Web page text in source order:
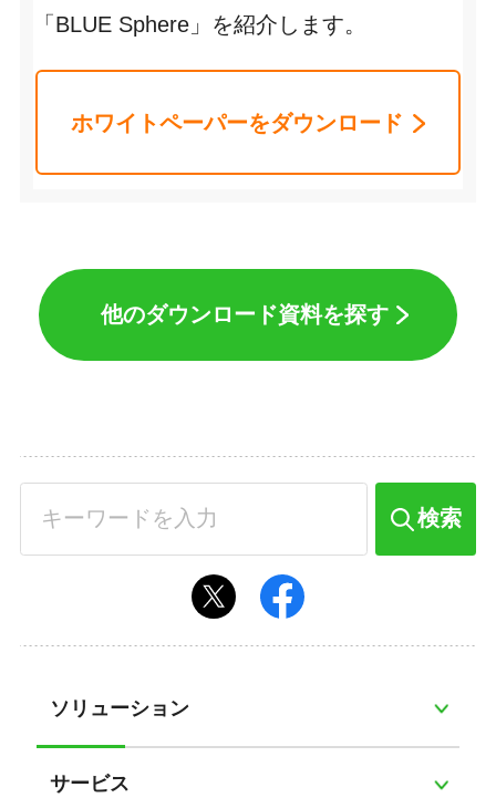
「BLUE Sphere」を紹介します。
ホワイトペーパーをダウンロード
他のダウンロード資料を探す
検索
ソリューション
サービス